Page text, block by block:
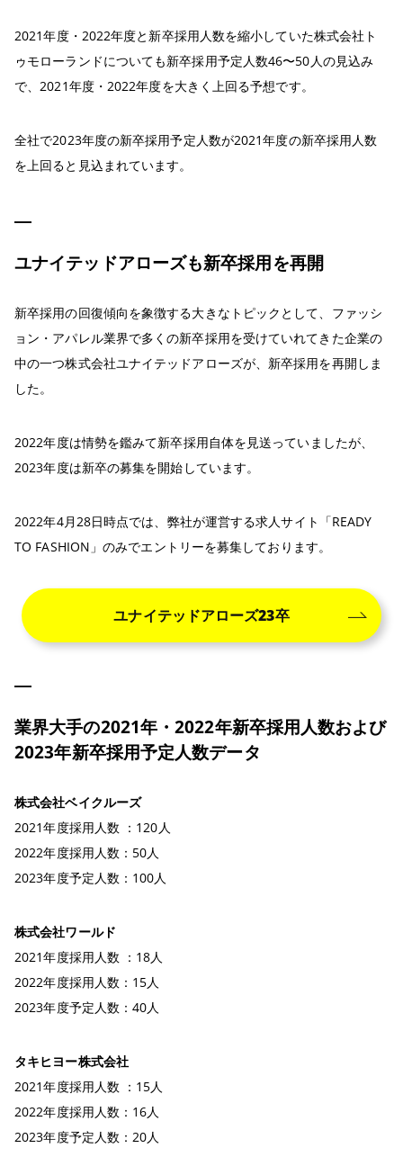
2021年度・2022年度と新卒採用人数を縮小していた株式会社ト
ゥモローランドについても新卒採用予定人数46〜50人の見込み
で、2021年度・2022年度を大きく上回る予想です。
全社で2023年度の新卒採用予定人数が2021年度の新卒採用人数
を上回ると見込まれています。
ユナイテッドアローズも新卒採用を再開
新卒採用の回復傾向を象徴する大きなトピックとして、ファッシ
ョン・アパレル業界で多くの新卒採用を受けていれてきた企業の
中の一つ株式会社ユナイテッドアローズが、新卒採用を再開しま
した。
2022年度は情勢を鑑みて新卒採用自体を見送っていましたが、
2023年度は新卒の募集を開始しています。
2022年4月28日時点では、弊社が運営する求人サイト「READY
TO FASHION」のみでエントリーを募集しております。
ユナイテッドアローズ23卒
業界大手の2021年・2022年新卒採用人数および
2023年新卒採用予定人数データ
株式会社ベイクルーズ
2021年度採用人数 ：120人
2022年度採用人数：50人
2023年度予定人数：100人
株式会社ワールド
2021年度採用人数 ：18人
2022年度採用人数：15人
2023年度予定人数：40人
タキヒヨー株式会社
2021年度採用人数 ：15人
2022年度採用人数：16人
2023年度予定人数：20人